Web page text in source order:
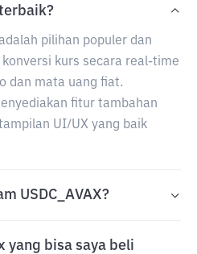
pilihan populer dan
kurs secara real-time
dan mata uang fiat.
fitur tambahan
UI/UX yang baik
USDC_AVAX?
yang bisa saya beli